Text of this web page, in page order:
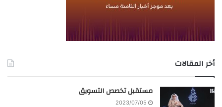
أخر المقالات
مستقبل تخصص التسويق
2023/07/05